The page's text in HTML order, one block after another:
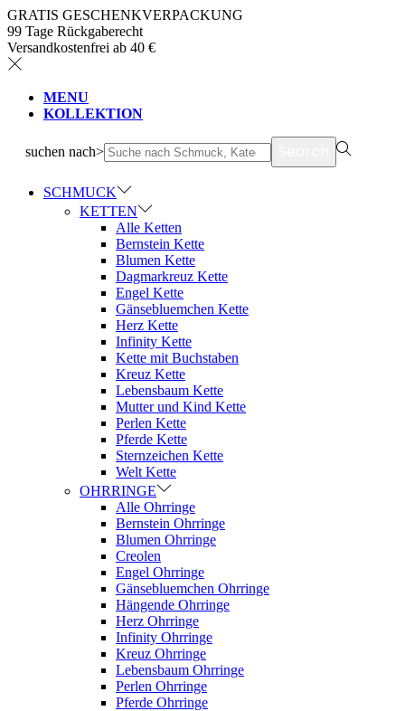
GRATIS GESCHENKVERPACKUNG
99 Tage Rückgaberecht
Versandkostenfrei ab 40 €
MENU
KOLLEKTION
suchen nach>
SCHMUCK
KETTEN
Alle Ketten
Bernstein Kette
Blumen Kette
Dagmarkreuz Kette
Engel Kette
Gänsebluemchen Kette
Herz Kette
Infinity Kette
Kette mit Buchstaben
Kreuz Kette
Lebensbaum Kette
Mutter und Kind Kette
Perlen Kette
Pferde Kette
Sternzeichen Kette
Welt Kette
OHRRINGE
Alle Ohrringe
Bernstein Ohrringe
Blumen Ohrringe
Creolen
Engel Ohrringe
Gänsebluemchen Ohrringe
Hängende Ohrringe
Herz Ohrringe
Infinity Ohrringe
Kreuz Ohrringe
Lebensbaum Ohrringe
Perlen Ohrringe
Pferde Ohrringe